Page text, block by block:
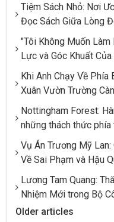
Tiệm Sách Nhỏ: Nơi
Đọc Sách Giữa Lòng
"Tôi Không Muốn
Lực và Góc Khuất
Khi Anh Chạy Về Phía
Xuân Vườn Trường
Nottingham Forest:
những thách thức
Vụ Án Trương Mỹ Lan:
Về Sai Phạm và Hậu
Lương Tam Quang:
Nhiệm Mới trong Bộ
Older articles